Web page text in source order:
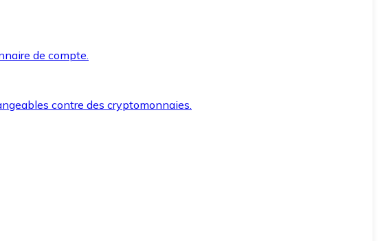
de compte.
contre des cryptomonnaies.